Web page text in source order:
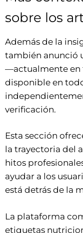
sobre los
Además de la
también anunció
—actualmente en
disponible en
verificación.
Esta sección
la trayectoria del
hitos
ayudar a los
está detrás de la
La plataforma
etiquetas